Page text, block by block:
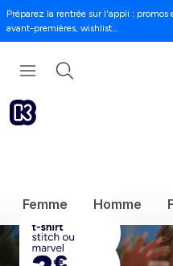
Préparez la rentrée sur l'appli : promos
avant-premières, wishlist…
Femme Homme